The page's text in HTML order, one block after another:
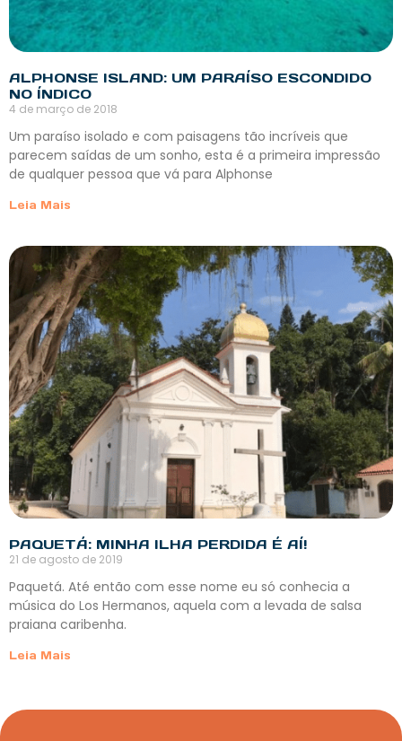
ALPHONSE ISLAND: UM PARAÍSO ESCONDIDO
NO ÍNDICO
4 de março de 2018
Um paraíso isolado e com paisagens tão incríveis que
parecem saídas de um sonho, esta é a primeira impressão
de qualquer pessoa que vá para Alphonse
Leia Mais
PAQUETÁ: MINHA ILHA PERDIDA É AÍ!
21 de agosto de 2019
Paquetá. Até então com esse nome eu só conhecia a
música do Los Hermanos, aquela com a levada de salsa
praiana caribenha.
Leia Mais